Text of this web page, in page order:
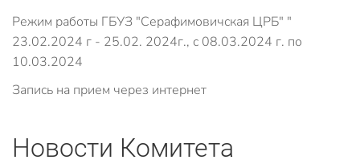
Режим работы ГБУЗ "Серафимовичская ЦРБ" "
23.02.2024 г - 25.02. 2024г., с 08.03.2024 г. по
10.03.2024
Запись на прием через интернет
Новости Комитета